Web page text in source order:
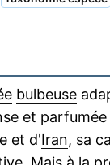
bulbeuse
et
et d'Iran, sa